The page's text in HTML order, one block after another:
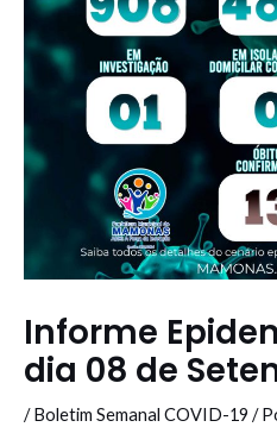
Informe
dia 08 de
/Boletim Semanal COVID-19 /